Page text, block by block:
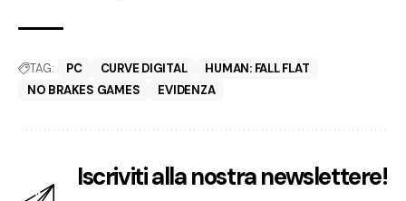
TAG: PC CURVE DIGITAL
HUMAN: FALL FLAT
NO BRAKES GAMES
EVIDENZA
Iscriviti alla nostra newslettere!